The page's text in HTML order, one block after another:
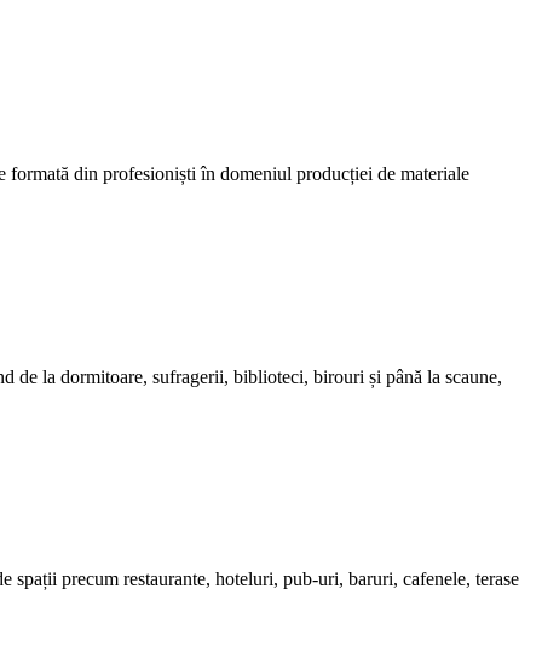
din profesioniști în domeniul producției de materiale
de la dormitoare, sufragerii, biblioteci, birouri și până la scaune,
precum restaurante, hoteluri, pub-uri, baruri, cafenele, terase